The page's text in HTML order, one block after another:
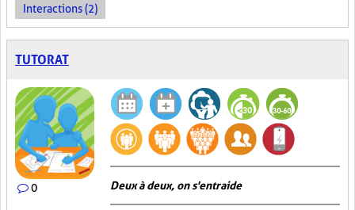
Interactions (2)
TUTORAT
0 Deux à deux, on s'entraide